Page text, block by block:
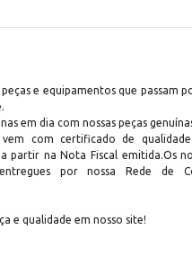
e equipamentos que passam
em dia com nossas peças
vem com certificado de
partir na Nota Fiscal emitida.Os
por nossa Rede de
e qualidade em nosso site!